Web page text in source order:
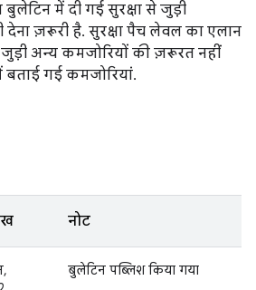
बुलेटिन में दी गई सुरक्षा से जुड़ी
ज़रूरी है. सुरक्षा पैच लेवल का एलान
अन्य कमजोरियों की ज़रूरत नहीं
गई कमजोरियां.
नोट
बुलेटिन पब्लिश किया गया